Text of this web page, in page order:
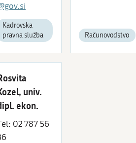
Kadrovska
pravna služba
Računovodstvo
univ.
ekon.
02 787 56